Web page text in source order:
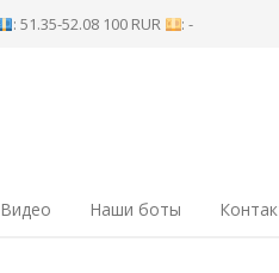
: 51.35-52.08 100 RUR : -
Видео Наши боты